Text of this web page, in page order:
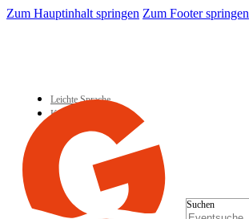
Zum Hauptinhalt springen Zum Footer springen
Leichte Sprache
Kontakt
Suchen